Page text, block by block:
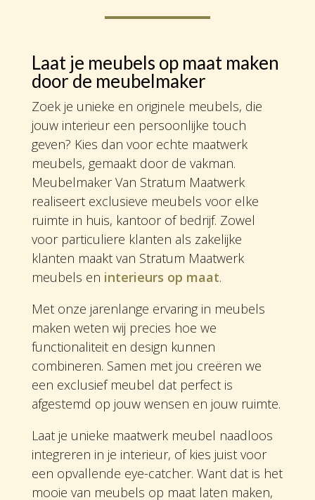
Laat je meubels op maat maken
door de meubelmaker
Zoek je unieke en originele meubels, die
jouw interieur een persoonlijke touch
geven? Kies dan voor echte maatwerk
meubels, gemaakt door de vakman.
Meubelmaker Van Stratum Maatwerk
realiseert exclusieve meubels voor elke
ruimte in huis, kantoor of bedrijf. Zowel
voor particuliere klanten als zakelijke
klanten maakt van Stratum Maatwerk
meubels en interieurs op maat.
Met onze jarenlange ervaring in meubels
maken weten wij precies hoe we
functionaliteit en design kunnen
combineren. Samen met jou creëren we
een exclusief meubel dat perfect is
afgestemd op jouw wensen en jouw ruimte.
Laat je unieke maatwerk meubel naadloos
integreren in je interieur, of kies juist voor
een opvallende eye-catcher. Want dat is het
mooie van meubels op maat laten maken,